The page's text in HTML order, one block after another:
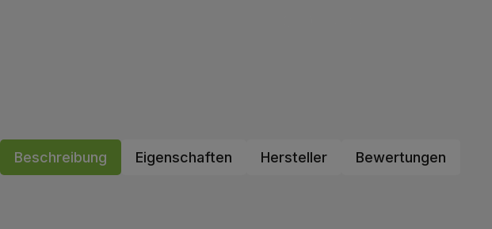
Beschreibung Eigenschaften Hersteller Bewertungen